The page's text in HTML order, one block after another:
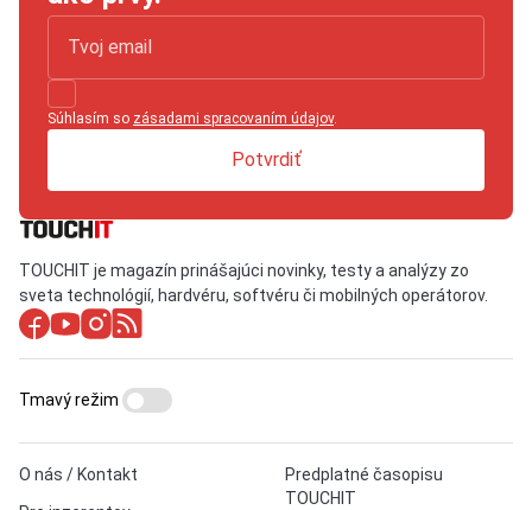
Súhlasím so zásadami spracovaním údajov.
Potvrdiť
TOUCHIT je magazín prinášajúci novinky, testy a analýzy zo
sveta technológií, hardvéru, softvéru či mobilných operátorov.
O nás / Kontakt
Predplatné časopisu
TOUCHIT
Tmavý režim